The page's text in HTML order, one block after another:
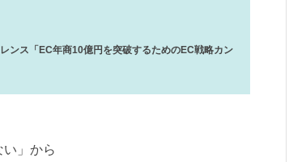
ンス「EC年商10億円を突破するためのEC戦略カン
」から